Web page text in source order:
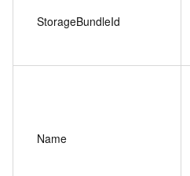
StorageBundleId
Name